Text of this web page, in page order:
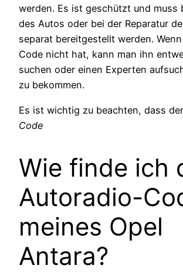
werden. Es ist geschützt und muss
des Autos oder bei der Reparatur
separat bereitgestellt werden.
Code nicht hat, kann man ihn
suchen oder einen Experten
zu bekommen.
Es ist wichtig zu beachten, dass der
Code
Wie finde ich
Autoradio-
meines Opel
Antara?